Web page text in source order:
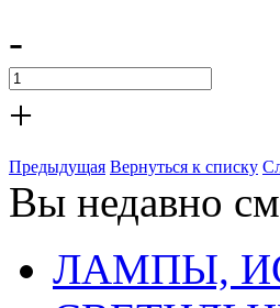
-
+
Предыдущая Вернуться к списку
Вы недавно
ЛАМПЫ,